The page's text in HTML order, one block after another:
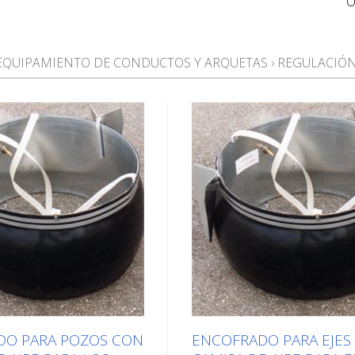
DE CONDUCTOS Y ARQUETAS ›
PARA POZOS CON
ENCOFRADO PARA